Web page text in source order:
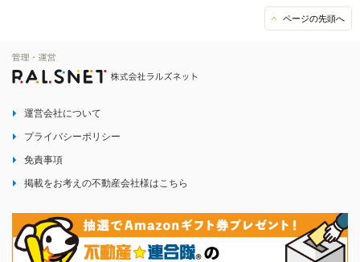
ページの先頭へ
運営会社について
プライバシーポリシー
免責事項
掲載をお考えの不動産会社様はこちら